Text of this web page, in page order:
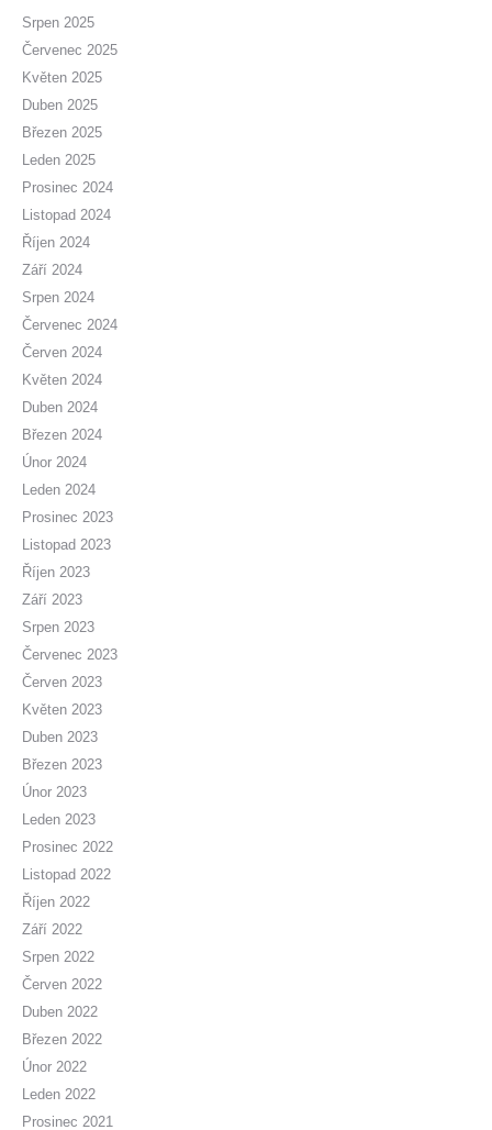
Srpen 2025
Červenec 2025
Květen 2025
Duben 2025
Březen 2025
Leden 2025
Prosinec 2024
Listopad 2024
Říjen 2024
Září 2024
Srpen 2024
Červenec 2024
Červen 2024
Květen 2024
Duben 2024
Březen 2024
Únor 2024
Leden 2024
Prosinec 2023
Listopad 2023
Říjen 2023
Září 2023
Srpen 2023
Červenec 2023
Červen 2023
Květen 2023
Duben 2023
Březen 2023
Únor 2023
Leden 2023
Prosinec 2022
Listopad 2022
Říjen 2022
Září 2022
Srpen 2022
Červen 2022
Duben 2022
Březen 2022
Únor 2022
Leden 2022
Prosinec 2021